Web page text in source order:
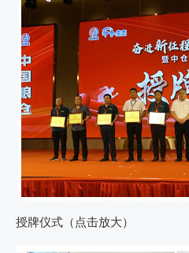
授牌仪式（点击放大）